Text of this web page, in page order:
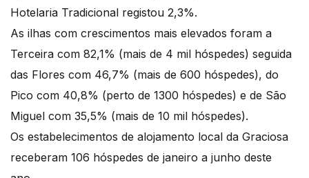
Hotelaria Tradicional registou 2,3%.
As ilhas com crescimentos mais elevados foram a
Terceira com 82,1% (mais de 4 mil hóspedes) seguida
das Flores com 46,7% (mais de 600 hóspedes), do
Pico com 40,8% (perto de 1300 hóspedes) e de São
Miguel com 35,5% (mais de 10 mil hóspedes).
Os estabelecimentos de alojamento local da Graciosa
receberam 106 hóspedes de janeiro a junho deste